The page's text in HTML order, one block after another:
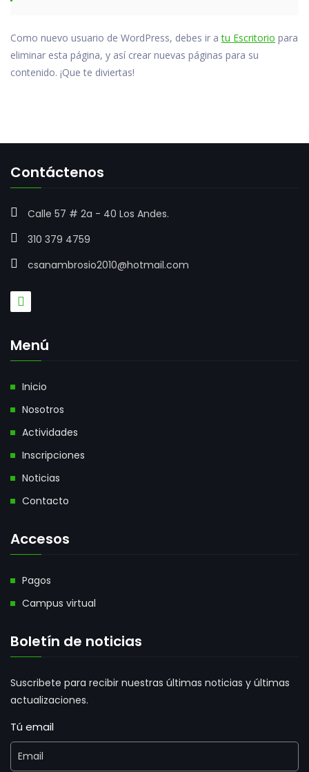
Como nuevo usuario de WordPress, debes ir atu Escritorio para
eliminar esta página, y así crear nuevas páginas para su
contenido. ¡Que te diviertas!
Contáctenos
Calle 57 # 2a - 40 Los Andes.
310 379 4759
csanambrosio2010@hotmail.com
Menú
Inicio
Nosotros
Actividades
Inscripciones
Noticias
Contacto
Accesos
Pagos
Campus virtual
Boletín de noticias
Suscribete para recibir nuestras últimas noticias y últimas
actualizaciones.
Tú email